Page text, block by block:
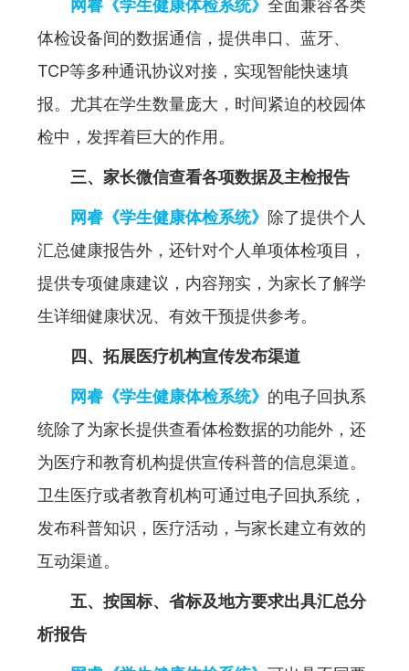
网睿《学生健康体检系统》 全面兼容各类
体检设备间的数据通信，提供串口、蓝牙、
TCP等多种通讯协议对接，实现智能快速填
报。尤其在学生数量庞大，时间紧迫的校园体
检中，发挥着巨大的作用。
三、家长微信查看各项数据及主检报告
网睿《学生健康体检系统》 除了提供个人
汇总健康报告外，还针对个人单项体检项目，
提供专项健康建议，内容翔实，为家长了解学
生详细健康状况、有效干预提供参考。
四、拓展医疗机构宣传发布渠道
网睿《学生健康体检系统》 的电子回执系
统除了为家长提供查看体检数据的功能外，还
为医疗和教育机构提供宣传科普的信息渠道。
卫生医疗或者教育机构可通过电子回执系统，
发布科普知识，医疗活动，与家长建立有效的
互动渠道。
五、按国标、省标及地方要求出具汇总分
析报告